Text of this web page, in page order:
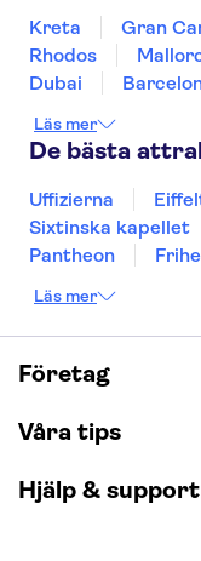
Kreta Gran
Rhodos
Dubai
Gdansk
Oslo
Helsingborg
Läs mer
De bästa
Uffizierna
Sixtinska kapellet
Pantheon
Burj Khalifa
Saltgruvan i
Caminito del Rey
London Dungeon
Läs mer
Företag
Våra tips
Hjälp & support